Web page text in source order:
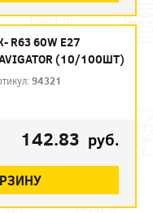
R63 60W E27
(10/100ШТ)
94321
142.83 руб.